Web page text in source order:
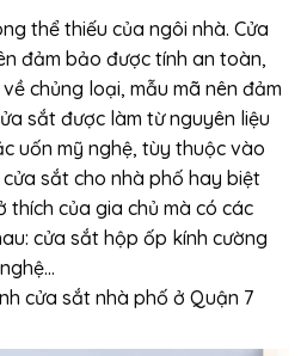
thể thiếu của ngôi nhà. Cửa
đảm bảo được tính an toàn,
chủng loại, mẫu mã nên đảm
sắt được làm từ nguyên liệu
uốn mỹ nghệ, tùy thuộc vào
sắt cho nhà phố hay biệt
thích của gia chủ mà có các
cửa sắt hộp ốp kính cường
cửa sắt nhà phố ở Quận 7